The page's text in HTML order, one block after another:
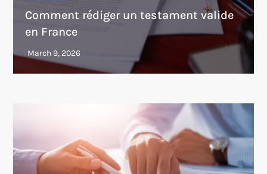
Comment rédiger un testament valide
en France